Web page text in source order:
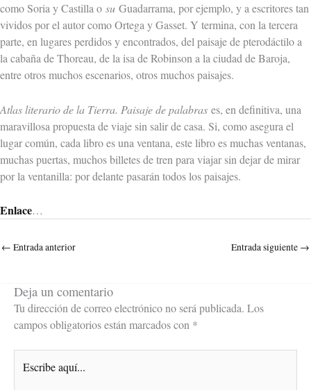
como Soria y Castilla o su Guadarrama, por ejemplo, y a escritores tan
vividos por el autor como Ortega y Gasset. Y termina, con la tercera
parte, en lugares perdidos y encontrados, del paisaje de pterodáctilo a
la cabaña de Thoreau, de la isa de Robinson a la ciudad de Baroja,
entre otros muchos escenarios, otros muchos paisajes.
Atlas literario de la Tierra. Paisaje de palabras es, en definitiva, una
maravillosa propuesta de viaje sin salir de casa. Si, como asegura el
lugar común, cada libro es una ventana, este libro es muchas ventanas,
muchas puertas, muchos billetes de tren para viajar sin dejar de mirar
por la ventanilla: por delante pasarán todos los paisajes.
Enlace…
← Entrada anterior Entrada siguiente →
Deja un comentario
Tu dirección de correo electrónico no será publicada. Los
campos obligatorios están marcados con *
aquí...